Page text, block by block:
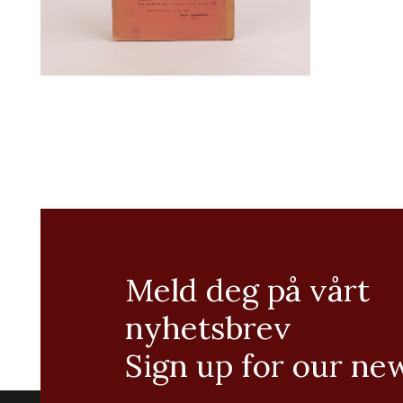
Meld deg på vårt
nyhetsbrev
Sign up for our